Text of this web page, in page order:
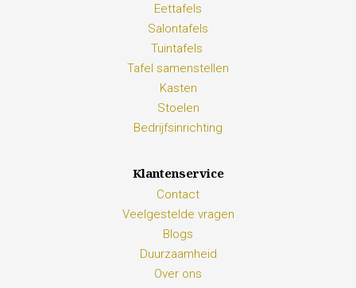
Eettafels
Salontafels
Tuintafels
Tafel samenstellen
Kasten
Stoelen
Bedrijfsinrichting
Klantenservice
Contact
Veelgestelde vragen
Blogs
Duurzaamheid
Over ons